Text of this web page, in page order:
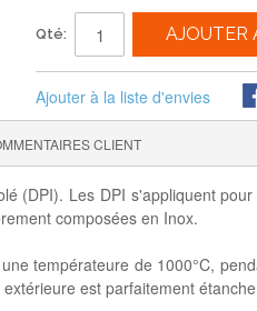
Qté: AJOUTER
Ajouter à la liste d'envies
CLIENT
(DPI). Les DPI s'appliquent
composées en Inox.
températeure de 1000°C,
est parfaitement